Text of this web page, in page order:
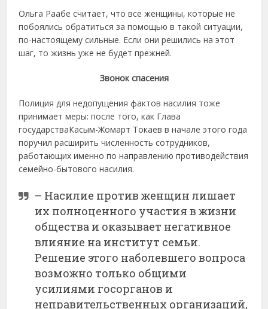
Ольга Раабе считает, что все женщины, которые не
побоялись обратиться за помощью в такой ситуации,
по-настоящему сильные. Если они решились на этот
шаг, то жизнь уже не будет прежней.
Звонок спасения
Полиция для недопущения фактов насилия тоже
принимает меры: после того, как Глава
государстваКасым-Жомарт Токаев в начале этого года
поручил расширить численность сотрудников,
работающих именно по направлению противодействия
семейно-бытового насилия.
– Насилие против женщин лишает
их полноценного участия в жизни
общества и оказывает негативное
влияние на институт семьи.
Решение этого наболевшего вопроса
возможно только общими
усилиями госорганов и
неправительственных организаций,